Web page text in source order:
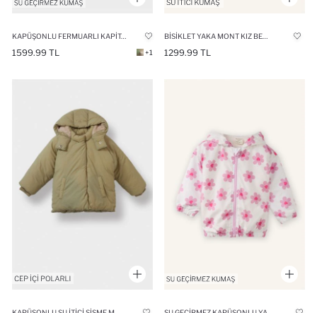
KAPÜŞONLU FERMUARLI KAPITONELI ŞIŞME MONT KIZ BEBEK
1599.99 TL +1 1299.99 TL